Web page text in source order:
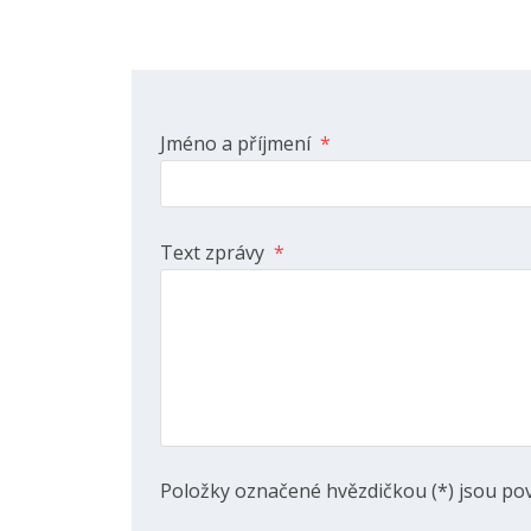
Jméno a příjmení *
Text zprávy *
Položky označené hvězdičkou (*) jsou